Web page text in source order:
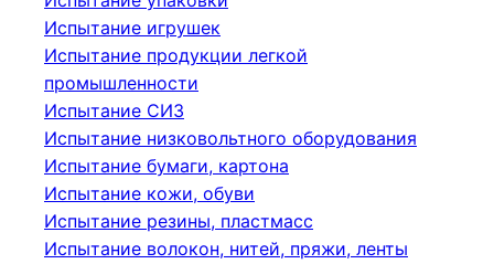
Испытание игрушек
Испытание продукции легкой
промышленности
Испытание СИЗ
Испытание низковольтного оборудования
Испытание бумаги, картона
Испытание кожи, обуви
Испытание резины, пластмасс
Испытание волокон, нитей, пряжи, ленты